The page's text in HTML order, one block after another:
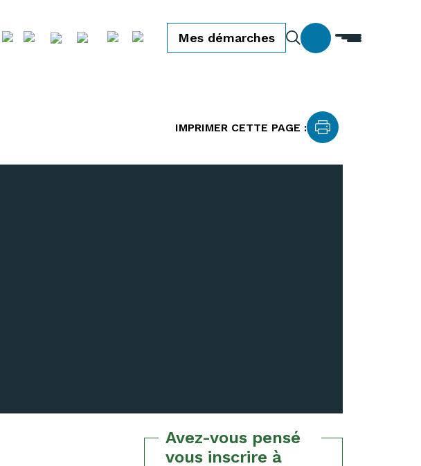
Mes démarches
IMPRIMER CETTE PAGE :
Avez-vous pensé
vous inscrire à